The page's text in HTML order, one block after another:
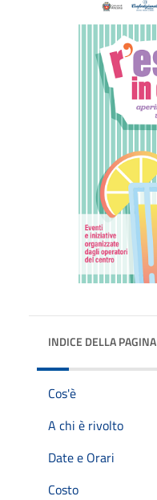
INDICE DELLA PAGINA
Cos'è
A chi è rivolto
Date e Orari
Costo